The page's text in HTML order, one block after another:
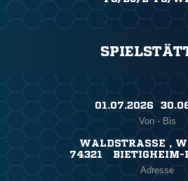
01.07.2026
Von - Bis
WALDSTRASSE ,
74321 BIETIGHEIM-
Adresse